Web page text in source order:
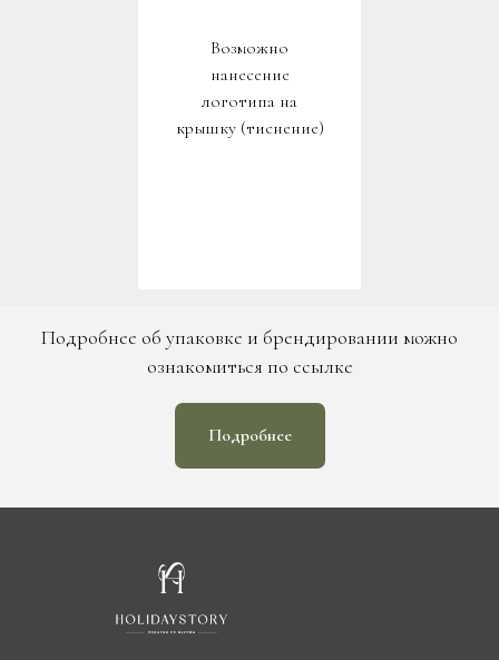
Возможно
нанесение
логотипа на
крышку (тиснение)
Подробнее об упаковке и брендировании можно
ознакомиться по ссылке
Подробнее